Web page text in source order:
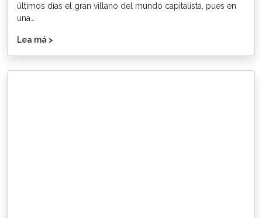
últimos días el gran villano del mundo capitalista, pues en
una…
Lea má >